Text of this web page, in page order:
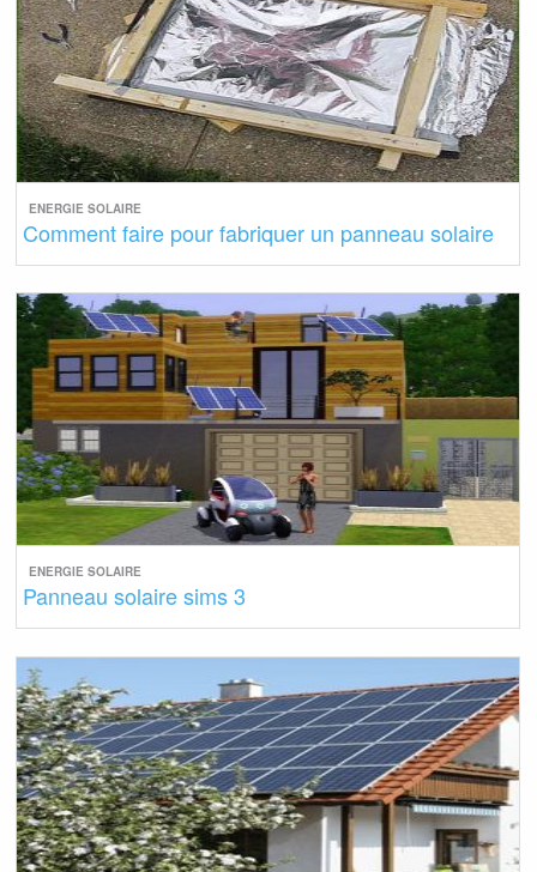
ENERGIE SOLAIRE
Comment faire pour fabriquer un panneau solaire
ENERGIE SOLAIRE
Panneau solaire sims 3